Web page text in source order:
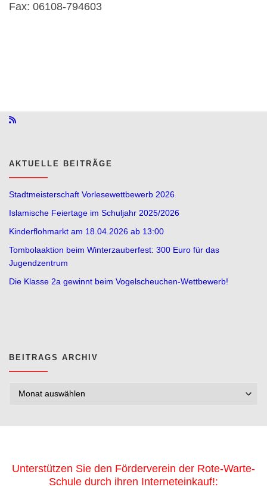
Fax: 06108-794603
AKTUELLE BEITRÄGE
Stadtmeisterschaft Vorlesewettbewerb 2026
Islamische Feiertage im Schuljahr 2025/2026
Kinderflohmarkt am 18.04.2026 ab 13:00
Tombolaaktion beim Winterzauberfest: 300 Euro für das
Jugendzentrum
Die Klasse 2a gewinnt beim Vogelscheuchen-Wettbewerb!
BEITRAGS ARCHIV
Unterstützen Sie den Förderverein der Rote-Warte-
Schule durch ihren Interneteinkauf!: